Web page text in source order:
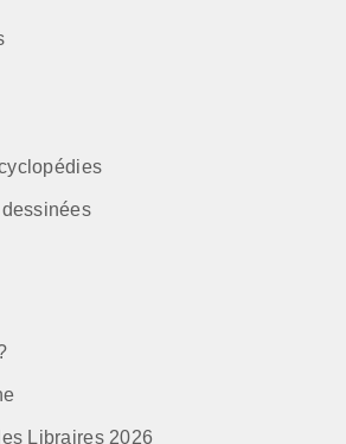
Libraires 2026